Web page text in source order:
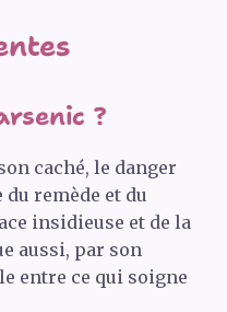
?
caché, le danger
remède et du
insidieuse et de la
aussi, par son
entre ce qui soigne